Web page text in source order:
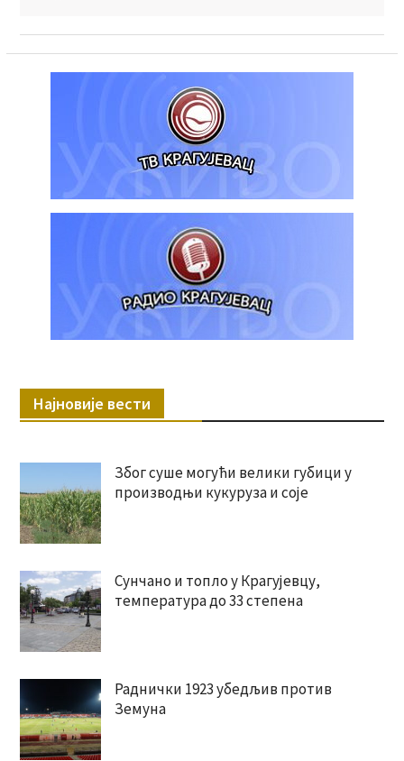
Најновије вести
Због суше могући велики губици у
производњи кукуруза и соје
Сунчано и топло у Крагујевцу,
температура до 33 степена
Раднички 1923 убедљив против
Земуна